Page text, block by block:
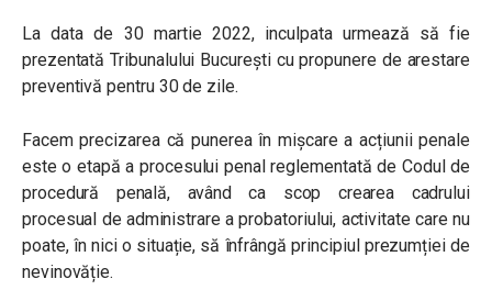
La data de 30 martie 2022, inculpata urmează să fie
prezentată Tribunalului București cu propunere de arestare
preventivă pentru 30 de zile.
Facem precizarea că punerea în mișcare a acțiunii penale
este o etapă a procesului penal reglementată de Codul de
procedură penală, având ca scop crearea cadrului
procesual de administrare a probatoriului, activitate care nu
poate, în nici o situație, să înfrângă principiul prezumției de
nevinovăție.